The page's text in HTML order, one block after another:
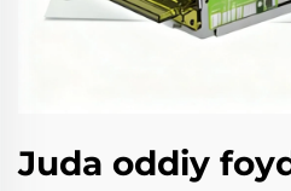
Juda oddiy